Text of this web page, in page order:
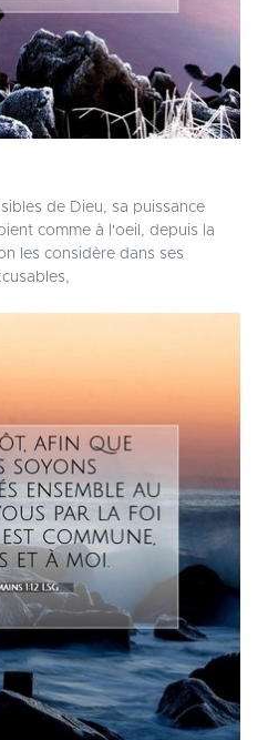
de Dieu, sa puissance
comme à l'oeil, depuis la
les considère dans ses